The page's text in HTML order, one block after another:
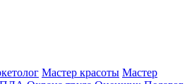
Мастер красоты Мастер